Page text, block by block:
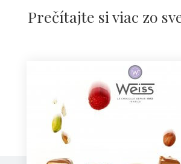
Prečítajte si viac zo